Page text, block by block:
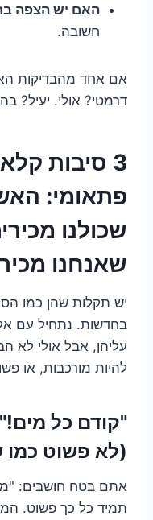
האם יש הצפה
חשובה.
אם אחד מהבדיקות
דרמטי? אולי. יעיל?
3 סיבות
פתאומי:
שכולנו
שאנחנו
יש תקלות שהן כמו
בחדשות. נתחיל עם
עליהן, אבל אולי לא
להיות מורכבות, או
"קודם כל
(לא פשוט
אתם בטח חושבים:
תמיד כל כך פשוט.